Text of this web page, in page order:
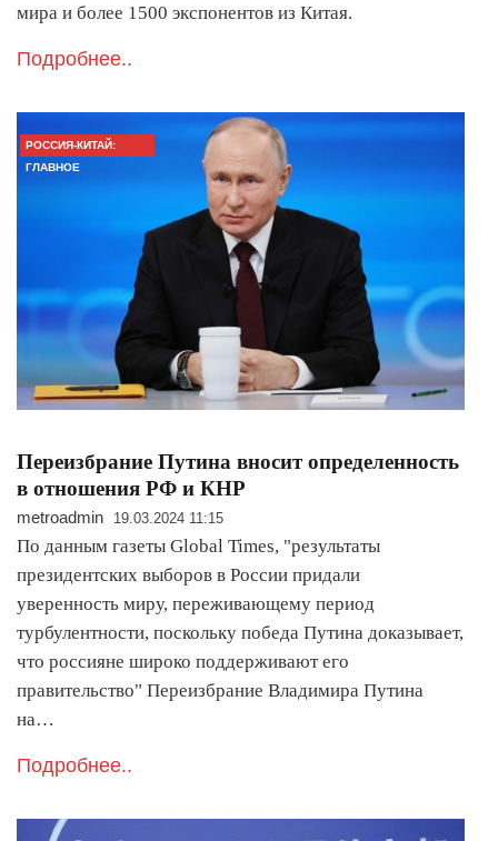
мира и более 1500 экспонентов из Китая.
Подробнее..
РОССИЯ-КИТАЙ:
ГЛАВНОЕ
Переизбрание Путина вносит определенность
в отношения РФ и КНР
metroadmin 19.03.2024 11:15
По данным газеты Global Times, "результаты
президентских выборов в России придали
уверенность миру, переживающему период
турбулентности, поскольку победа Путина доказывает,
что россияне широко поддерживают его
правительство" Переизбрание Владимира Путина
на…
Подробнее..